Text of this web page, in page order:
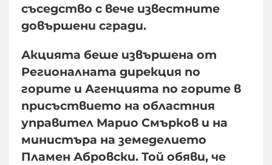
съседство с вече известните
довършени сгради.
Акцията беше извършена от
Регионалната дирекция по
горите и Агенцията по горите в
присъствието на областния
управител Марио Смърков и на
министъра на земеделието
Пламен Абровски. Той обяви, че